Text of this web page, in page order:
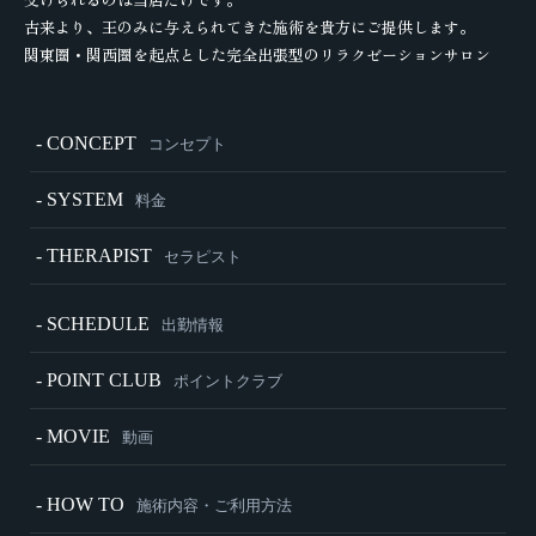
古来より、王のみに与えられてきた施術を貴方にご提供します。
関東圏・関西圏を起点とした完全出張型のリラクゼーションサロン
- CONCEPT コンセプト
- SYSTEM 料金
- THERAPIST セラピスト
- SCHEDULE 出勤情報
- POINT CLUB ポイントクラブ
- MOVIE 動画
- HOW TO 施術内容・ご利用方法